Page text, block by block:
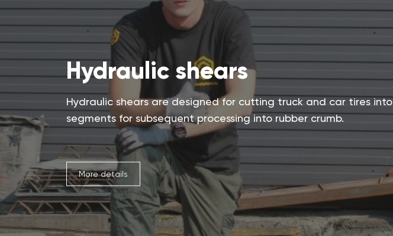
Hydraulic shears
Hydraulic shears are designed for cutting truck and car tires into
segments for subsequent processing into rubber crumb.
More details